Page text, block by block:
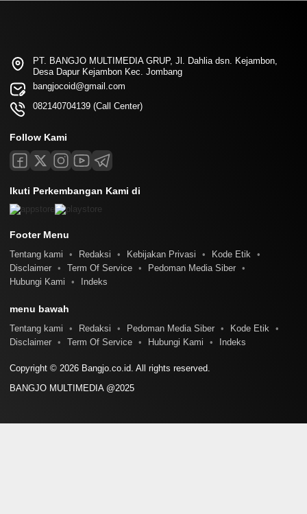
PT. BANGJO MULTIMEDIA GRUP, Jl. Dahlia dsn. Kejambon,
Desa Dapur Kejambon Kec. Jombang
bangjocoid@gmail.com
082140704139 (Call Center)
Follow Kami
Ikuti Perkembangan Kami di
Footer Menu
Tentang kami Redaksi Kebijakan Privasi
Kode Etik
Disclaimer
Term Of Service
Pedoman Media Siber
Hubungi Kami
Indeks
menu bawah
Tentang kami Redaksi Pedoman Media Siber
Kode Etik
Disclaimer
Term Of Service Hubungi Kami Indeks
Copyright © 2026 Bangjo.co.id. All rights reserved.
BANGJO MULTIMEDIA @2025